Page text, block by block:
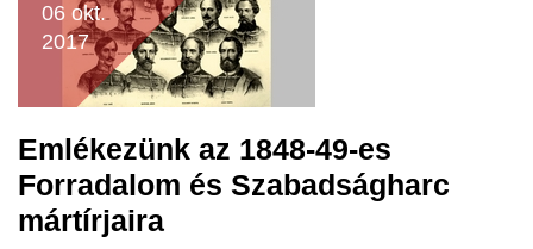
06 okt.
2017
Emlékezünk az 1848-49-es
Forradalom és Szabadságharc
mártírjaira